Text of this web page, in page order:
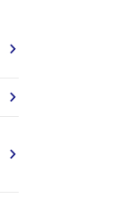
arrow_forward_ios
arrow_forward_ios
arrow_forward_ios